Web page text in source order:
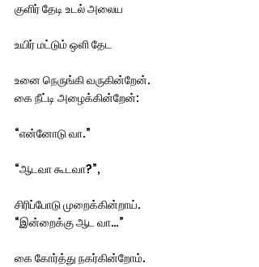
குளிர் தேடி உடல் அலைய
உயிர் மட்டும் ஒளி தேட
உனை நெருங்கி வருகின்றேன்.
கை நீட்டி அழைக்கின்றேன்:
“என்னோடு வா.”
“ஆடவா கூடவா?”,
சிரிப்போடு முறைக்கின்றாய்.
“இன்றைக்கு ஆட வா…”
கை கோர்த்து நகர்கின்றோம்.